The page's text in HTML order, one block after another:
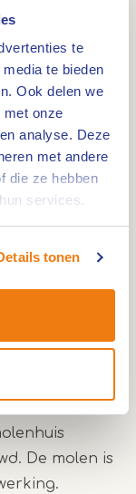
te
te bieden
Ook delen we
met onze
analyse. Deze
met andere
die ze hebben
services.
tonen
watermolen
graanmolen
dateert
was een
De molen
In 1710 is de
Een
De molen is